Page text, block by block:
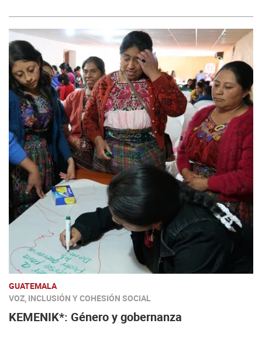
GUATEMALA
VOZ, INCLUSIÓN Y COHESIÓN SOCIAL
KEMENIK*: Género y gobernanza